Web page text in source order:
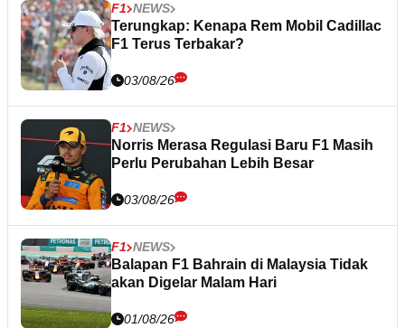
F1 NEWS
Terungkap: Kenapa Rem Mobil Cadillac
F1 Terus Terbakar?
03/08/26
F1 NEWS
Norris Merasa Regulasi Baru F1 Masih
Perlu Perubahan Lebih Besar
03/08/26
F1 NEWS
Balapan F1 Bahrain di Malaysia Tidak
akan Digelar Malam Hari
01/08/26